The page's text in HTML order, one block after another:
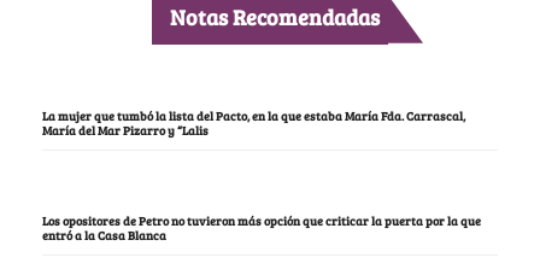
Notas Recomendadas
La mujer que tumbó la lista del Pacto, en la que estaba María Fda. Carrascal,
María del Mar Pizarro y “Lalis
Los opositores de Petro no tuvieron más opción que criticar la puerta por la que
entró a la Casa Blanca